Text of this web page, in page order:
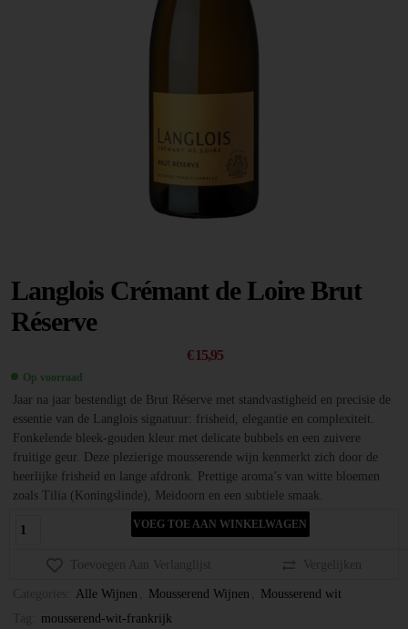
Langlois Crémant de Loire Brut
Réserve
€15,95
Op voorraad
Jaar na jaar bestendigt de Brut Réserve met standvastigheid en precisie de
essentie van de Langlois signatuur: frisheid, elegantie en complexiteit.
Fonkelende bleek-gouden kleur met delicate bubbels en een zuivere
fruitige geur. Deze plezierige mousserende wijn kenmerkt zich door de
heerlijke frisheid en lange afdronk. Prettige aroma’s van witte bloemen
zoals Tilia (Koningslinde), Meidoorn en een subtiele smaak.
VOEG TOE AAN WINKELWAGEN
Toevoegen Aan Verlanglijst Vergelijken
Alle Wijnen Mousserend Wijnen
Mousserend wit
mousserend-wit-frankrijk